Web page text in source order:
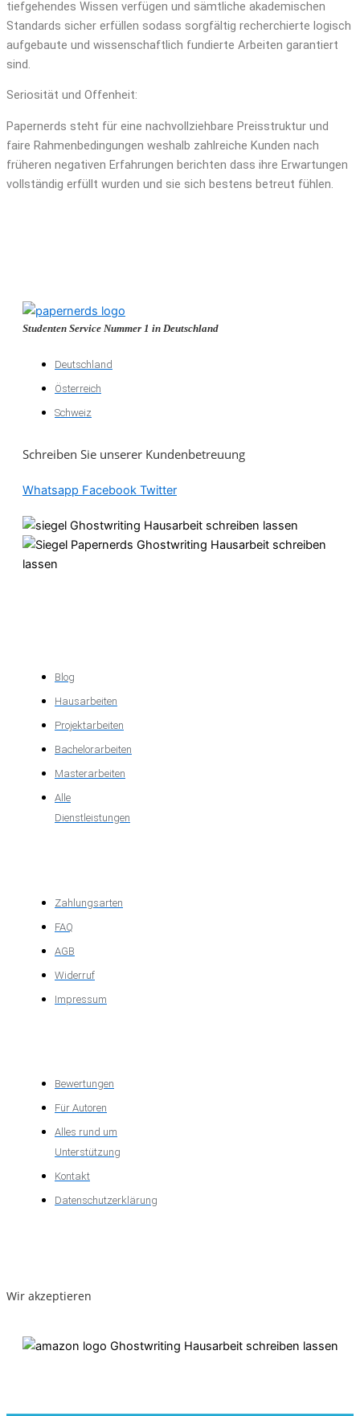
tiefgehendes Wissen verfügen und sämtliche akademischen
Standards sicher erfüllen sodass sorgfältig recherchierte logisch
aufgebaute und wissenschaftlich fundierte Arbeiten garantiert
sind.
Seriosität und Offenheit:
Papernerds steht für eine nachvollziehbare Preisstruktur und
faire Rahmenbedingungen weshalb zahlreiche Kunden nach
früheren negativen Erfahrungen berichten dass ihre Erwartungen
vollständig erfüllt wurden und sie sich bestens betreut fühlen.
Studenten Service Nummer 1 in Deutschland
Deutschland
Österreich
Schweiz
Schreiben Sie unserer Kundenbetreuung
Whatsapp Facebook Twitter
Blog
Hausarbeiten
Projektarbeiten
Bachelorarbeiten
Masterarbeiten
Alle
Dienstleistungen
Zahlungsarten
FAQ
AGB
Widerruf
Impressum
Bewertungen
Für Autoren
Alles rund um
Unterstützung
Kontakt
Datenschutzerklärung
Wir akzeptieren